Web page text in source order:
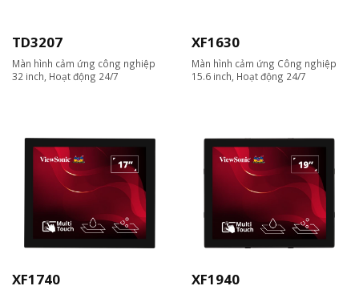
TD3207
Màn hình cảm ứng công nghiệp
32 inch, Hoạt động 24/7
XF1630
Màn hình cảm ứng Công nghiệp
15.6 inch, Hoạt động 24/7
XF1740 XF1940